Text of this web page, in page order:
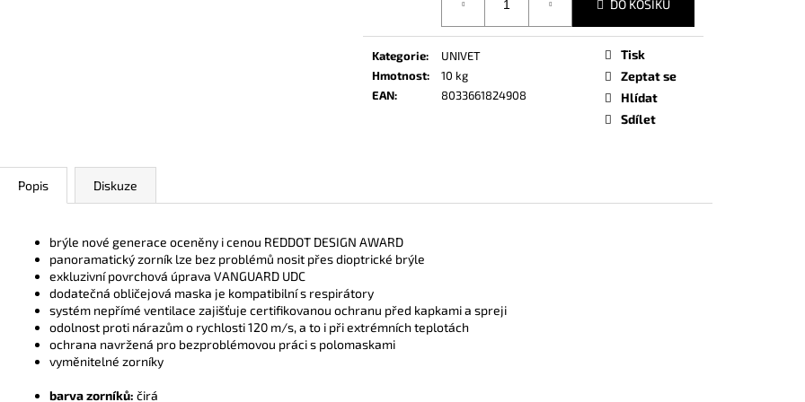
DO KOŠÍKU
Kategorie:
UNIVET
Hmotnost:
10 kg
EAN: 8033661824908
Tisk
Zeptat se
Hlídat
Sdílet
Popis Diskuze
brýle nové generace oceněny i cenou REDDOT DESIGN AWARD
panoramatický zorník lze bez problémů nosit přes dioptrické brýle
exkluzivní povrchová úprava VANGUARD UDC
dodatečná obličejová maska je kompatibilní s respirátory
systém nepřímé ventilace zajišťuje certifikovanou ochranu před kapkami a spreji
odolnost proti nárazům o rychlosti 120 m/s, a to i při extrémních teplotách
ochrana navržená pro bezproblémovou práci s polomaskami
vyměnitelné zorníky
barva zorníků: čirá